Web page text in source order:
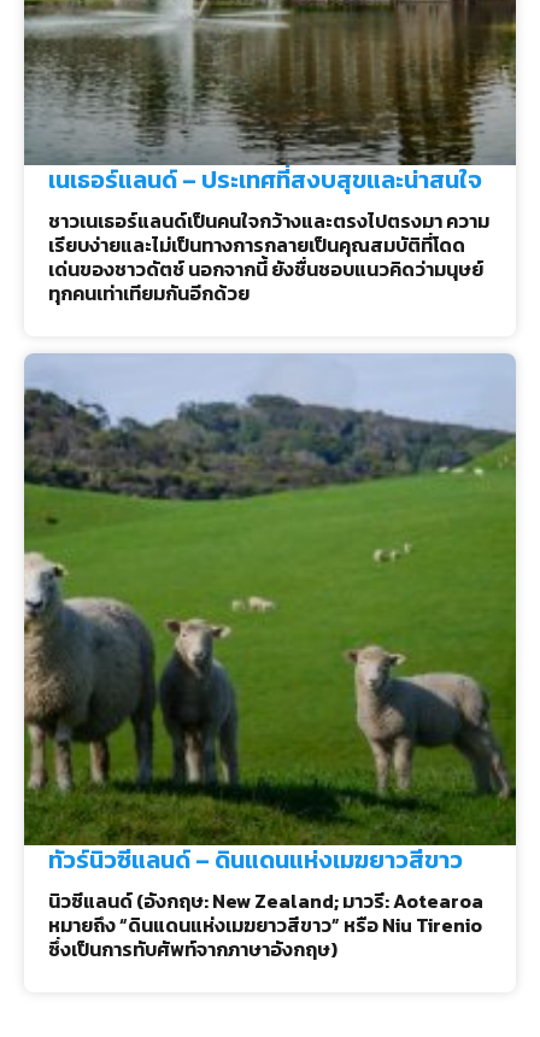
เนเธอร์แลนด์ – ประเทศที่สงบสุขและน่าสนใจ
ชาวเนเธอร์แลนด์เป็นคนใจกว้างและตรงไปตรงมา ความ
เรียบง่ายและไม่เป็นทางการกลายเป็นคุณสมบัติที่โดด
เด่นของชาวดัตช์ นอกจากนี้ ยังชื่นชอบแนวคิดว่ามนุษย์
ทุกคนเท่าเทียมกันอีกด้วย
ทัวร์นิวซีแลนด์ – ดินแดนแห่งเมฆยาวสีขาว
นิวซีแลนด์ (อังกฤษ: New Zealand; มาวรี: Aotearoa
หมายถึง “ดินแดนแห่งเมฆยาวสีขาว” หรือ Niu Tirenio
ซึ่งเป็นการทับศัพท์จากภาษาอังกฤษ)